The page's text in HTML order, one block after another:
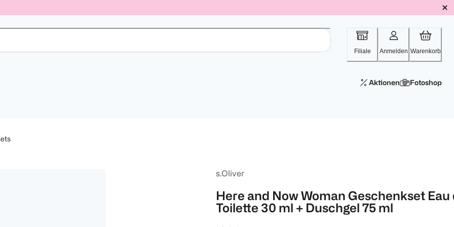
Filiale Anmelden Warenkorb
Aktionen Fotoshop
s.Oliver
Here and Now Woman Geschenkset Eau
Toilette 30 ml + Duschgel 75 ml